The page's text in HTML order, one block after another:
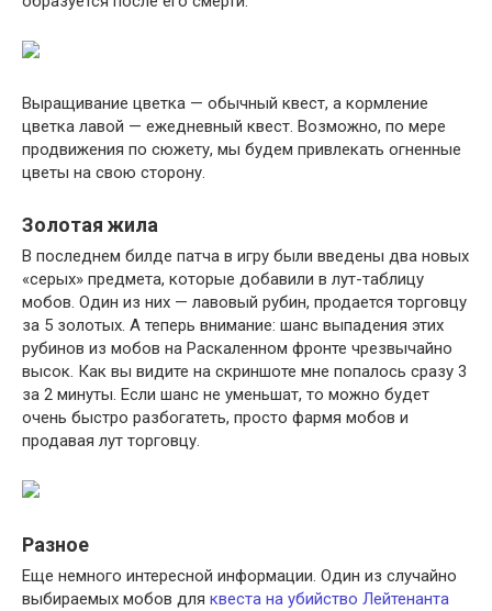
Выращивание цветка — обычный квест, а кормление
цветка лавой — ежедневный квест. Возможно, по мере
продвижения по сюжету, мы будем привлекать огненные
цветы на свою сторону.
Золотая жила
В последнем билде патча в игру были введены два новых
«серых» предмета, которые добавили в лут-таблицу
мобов. Один из них — лавовый рубин, продается торговцу
за 5 золотых. А теперь внимание: шанс выпадения этих
рубинов из мобов на Раскаленном фронте чрезвычайно
высок. Как вы видите на скриншоте мне попалось сразу 3
за 2 минуты. Если шанс не уменьшат, то можно будет
очень быстро разбогатеть, просто фармя мобов и
продавая лут торговцу.
Разное
Еще немного интересной информации. Один из случайно
выбираемых мобов для квеста на убийство Лейтенанта